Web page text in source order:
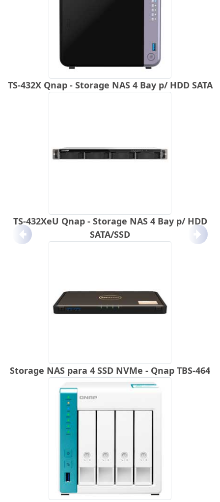
TS-432X Qnap - Storage NAS 4 Bay p/ HDD SATA
TS-432XeU Qnap - Storage NAS 4 Bay p/ HDD
SATA/SSD
Storage NAS para 4 SSD NVMe - Qnap TBS-464
Anterior